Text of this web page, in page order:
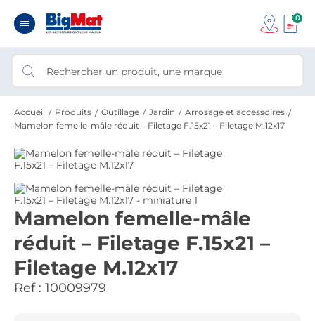
0
Accueil Produits Outillage Jardin
Arrosage et accessoires
Mamelon femelle-mâle réduit – Filetage F.15x21 – Filetage M.12x17
Mamelon femelle-mâle
réduit – Filetage F.15x21 –
Filetage M.12x17
Ref : 10009979